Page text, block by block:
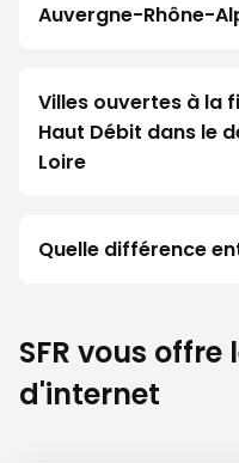
Auvergne-Rhône-
Villes ouvertes à la
Haut Débit dans le
Loire
Quelle différence
SFR vous
d'internet